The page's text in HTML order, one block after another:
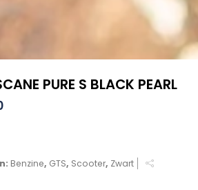
PURE S BLACK PEARL
Benzine, GTS, Scooter, Zwart